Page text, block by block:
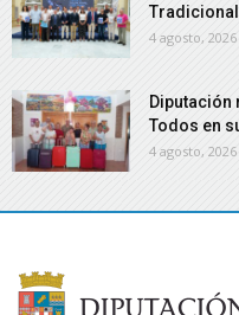
4 agosto, 2026
Diputación
Todos en
4 agosto, 2026